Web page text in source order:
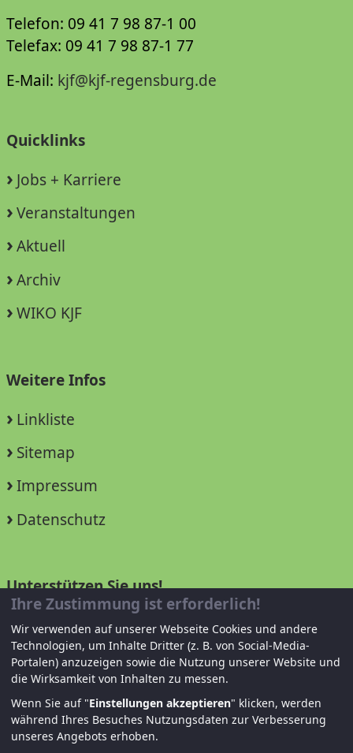
Telefon: 09 41 7 98 87-1 00
Telefax: 09 41 7 98 87-1 77
E-Mail: kjf@kjf-regensburg.de
Quicklinks
Jobs + Karriere
Veranstaltungen
Aktuell
Archiv
WIKO KJF
Weitere Infos
Linkliste
Sitemap
Impressum
Datenschutz
Unterstützen Sie uns!
Mitglied werden
Spenden und helfen
Ihre Zustimmung ist erforderlich!
Wir verwenden auf unserer Webseite Cookies und andere
Technologien, um Inhalte Dritter (z. B. von Social-Media-
Portalen) anzuzeigen sowie die Nutzung unserer Website und
die Wirksamkeit von Inhalten zu messen.
Wenn Sie auf "Einstellungen akzeptieren" klicken, werden
während Ihres Besuches Nutzungsdaten zur Verbesserung
unseres Angebots erhoben.